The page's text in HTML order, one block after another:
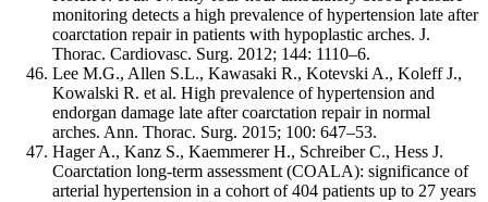
monitoring detects a high prevalence of hypertension late after
coarctation repair in patients with hypoplastic arches. J.
Thorac. Cardiovasc. Surg. 2012; 144: 1110–6.
Lee M.G., Allen S.L., Kawasaki R., Kotevski A., Koleff J.,
Kowalski R. et al. High prevalence of hypertension and
endorgan damage late after coarctation repair in normal
arches. Ann. Thorac. Surg. 2015; 100: 647–53.
Hager A., Kanz S., Kaemmerer H., Schreiber C., Hess J.
Coarctation long-term assessment (COALA): significance of
arterial hypertension in a cohort of 404 patients up to 27 years